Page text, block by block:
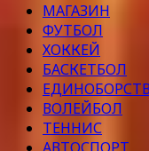
МАГАЗИН
ФУТБОЛ
ХОККЕЙ
БАСКЕТБОЛ
ВОЛЕЙБОЛ
ТЕННИС